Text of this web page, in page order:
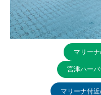
マリー
宮津ハー
マリーナ付